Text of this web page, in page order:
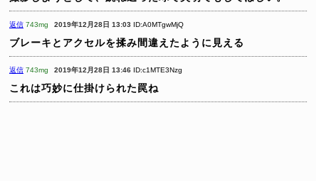
返信 743mg 2019年12月28日 13:03 ID:A0MTgwMjQ
ブレーキとアクセルを揉み間違えたように見える
返信 743mg 2019年12月28日 13:46 ID:c1MTE3Nzg
これは巧妙に仕掛けられた罠ね